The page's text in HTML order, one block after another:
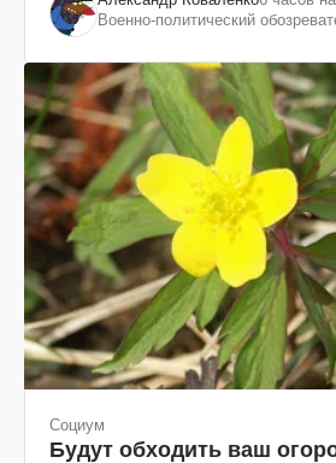
Военно-политический
Социум
Будут обходить ваш